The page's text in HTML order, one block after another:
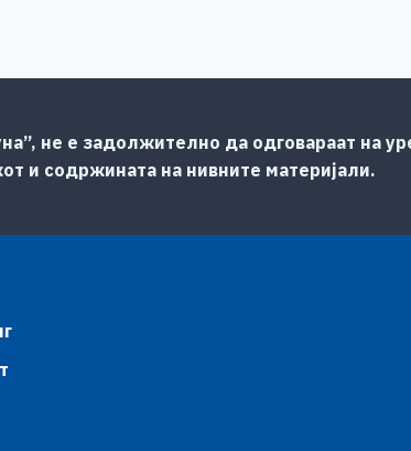
не е задолжително да одговараат на
и содржината на нивните материјали.